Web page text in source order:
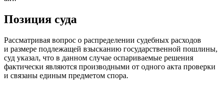
Позиция суда
Рассматривая вопрос о распределении судебных расходов
и размере подлежащей взысканию государственной пошлины,
суд указал, что в данном случае оспариваемые решения
фактически являются производными от одного акта проверки
и связаны единым предметом спора.